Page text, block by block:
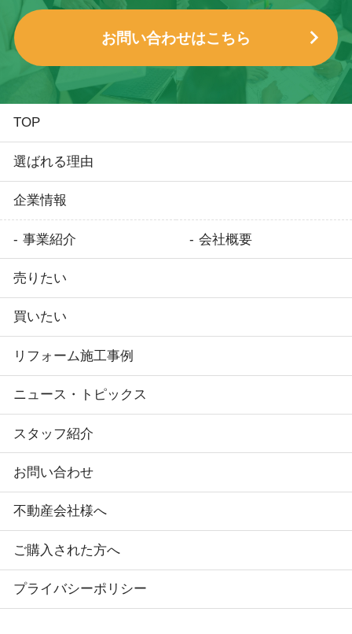
お問い合わせはこちら
TOP
選ばれる理由
企業情報
事業紹介 会社概要
売りたい
買いたい
リフォーム施工事例
ニュース・トピックス
スタッフ紹介
お問い合わせ
不動産会社様へ
ご購入された方へ
プライバシーポリシー